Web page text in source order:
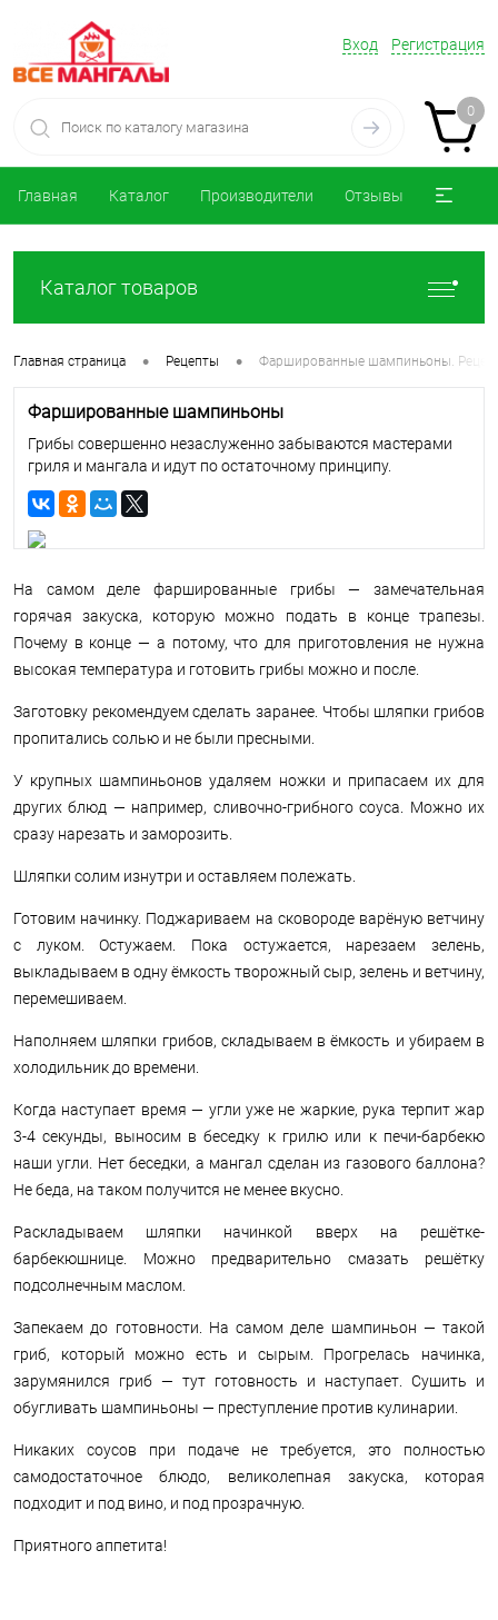
Вход Регистрация
0
Главная Каталог Производители Отзывы
Каталог товаров
Главная страница • Рецепты • Фаршированные шампиньоны.
Фаршированные шампиньоны
Грибы совершенно незаслуженно забываются мастерами
гриля и мангала и идут по остаточному принципу.
На самом деле фаршированные грибы — замечательная
горячая закуска, которую можно подать в конце трапезы.
Почему в конце — а потому, что для приготовления не нужна
высокая температура и готовить грибы можно и после.
Заготовку рекомендуем сделать заранее. Чтобы шляпки грибов
пропитались солью и не были пресными.
У крупных шампиньонов удаляем ножки и припасаем их для
других блюд — например, сливочно-грибного соуса. Можно их
сразу нарезать и заморозить.
Шляпки солим изнутри и оставляем полежать.
Готовим начинку. Поджариваем на сковороде варёную ветчину
с луком. Остужаем. Пока остужается, нарезаем зелень,
выкладываем в одну ёмкость творожный сыр, зелень и ветчину,
перемешиваем.
Наполняем шляпки грибов, складываем в ёмкость и убираем в
холодильник до времени.
Когда наступает время — угли уже не жаркие, рука терпит жар
3-4 секунды, выносим в беседку к грилю или к печи-барбекю
наши угли. Нет беседки, а мангал сделан из газового баллона?
Не беда, на таком получится не менее вкусно.
Раскладываем шляпки начинкой вверх на решётке-
барбекюшнице. Можно предварительно смазать решётку
подсолнечным маслом.
Запекаем до готовности. На самом деле шампиньон — такой
гриб, который можно есть и сырым. Прогрелась начинка,
зарумянился гриб — тут готовность и наступает. Сушить и
обугливать шампиньоны — преступление против кулинарии.
Никаких соусов при подаче не требуется, это полностью
самодостаточное блюдо, великолепная закуска, которая
подходит и под вино, и под прозрачную.
Приятного аппетита!